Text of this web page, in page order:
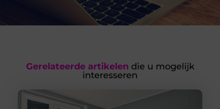
Gerelateerde artikelen die u mogelijk
interesseren